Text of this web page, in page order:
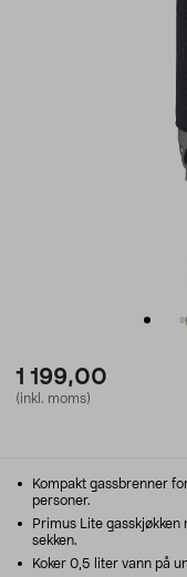
1 199,00
(inkl. moms)
Kompakt gassbrenner
personer.
Primus Lite
sekken.
Koker 0,5 liter vann på